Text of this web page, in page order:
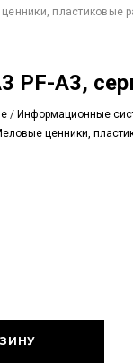
пластиковые
PF-A3,
/ Информационные
ценники,